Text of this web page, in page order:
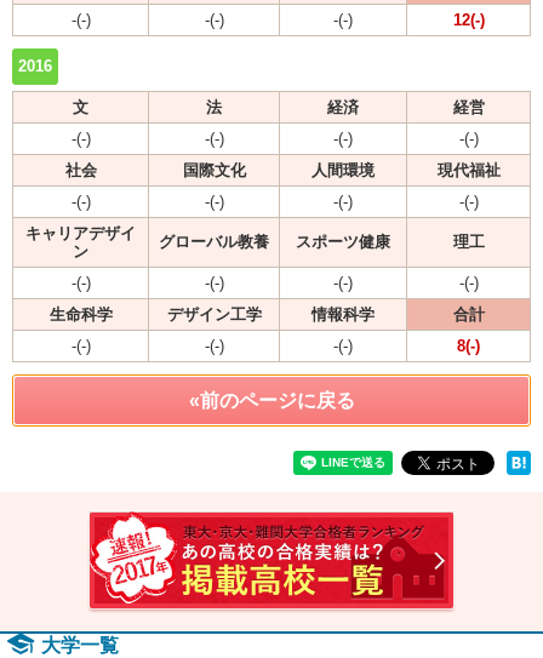
-(-)
-(-) -(-) 12(-)
2016
文 法 経済
経営
-(-)
-(-) -(-)
-(-)
社会
国際文化 人間環境
現代福祉
-(-)
-(-) -(-)
-(-)
キャリアデザイ
ン
グローバル教養 スポーツ健康 理工
-(-) -(-) -(-)
-(-)
生命科学
デザイン工学 情報科学
合計
-(-)
-(-) -(-) 8(-)
«前のページに戻る
大学一覧